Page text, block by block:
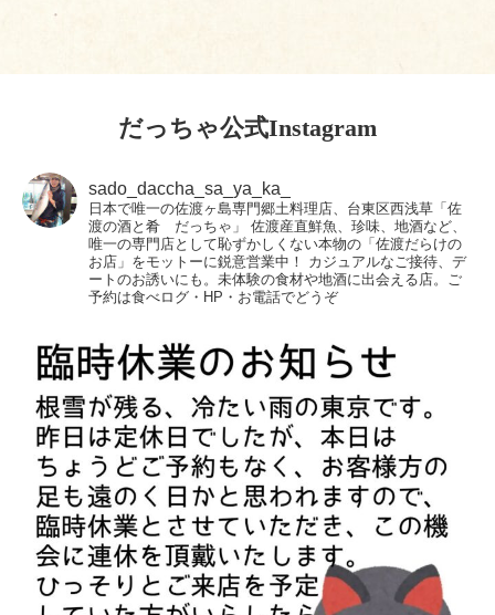
だっちゃ公式Instagram
sado_daccha_sa_ya_ka_
日本で唯一の佐渡ヶ島専門郷土料理店、台東区西浅草「佐
渡の酒と肴 だっちゃ」
佐渡産直鮮魚、珍味、地酒など、
唯一の専門店として恥ずかしくない本物の「佐渡だらけの
お店」をモットーに鋭意営業中！
カジュアルなご接待、デ
ートのお誘いにも。未体験の食材や地酒に出会える店。ご
予約は食べログ・HP・お電話でどうぞ